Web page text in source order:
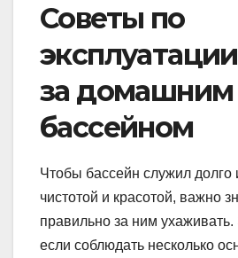
Советы по
за домашним
бассейном
Чтобы бассейн служил долго
чистотой и красотой, важно
правильно за ним
если соблюдать несколько